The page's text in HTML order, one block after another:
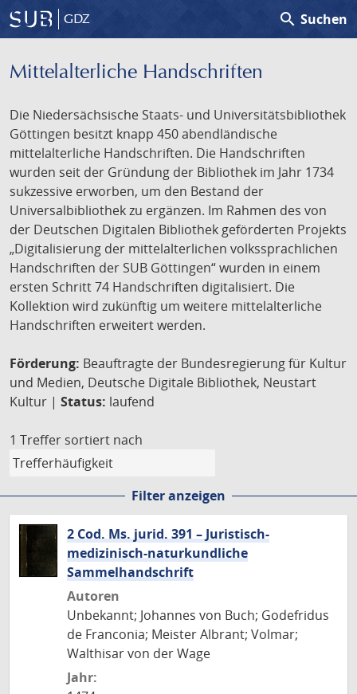
GDZ search Suchen
Mittelalterliche Handschriften
Die Niedersächsische Staats- und Universitätsbibliothek
Göttingen besitzt knapp 450 abendländische
mittelalterliche Handschriften. Die Handschriften
wurden seit der Gründung der Bibliothek im Jahr 1734
sukzessive erworben, um den Bestand der
Universalbibliothek zu ergänzen. Im Rahmen des von
der Deutschen Digitalen Bibliothek geförderten Projekts
„Digitalisierung der mittelalterlichen volkssprachlichen
Handschriften der SUB Göttingen“ wurden in einem
ersten Schritt 74 Handschriften digitalisiert. Die
Kollektion wird zukünftig um weitere mittelalterliche
Handschriften erweitert werden.
Förderung: Beauftragte der Bundesregierung für Kultur
und Medien, Deutsche Digitale Bibliothek, Neustart
Kultur | Status: laufend
1 Treffer sortiert nach
Filter anzeigen
2 Cod. Ms. jurid. 391 – Juristisch-
medizinisch-naturkundliche
Sammelhandschrift
Autoren
Unbekannt; Johannes von Buch; Godefridus
de Franconia; Meister Albrant; Volmar;
Walthisar von der Wage
Jahr: